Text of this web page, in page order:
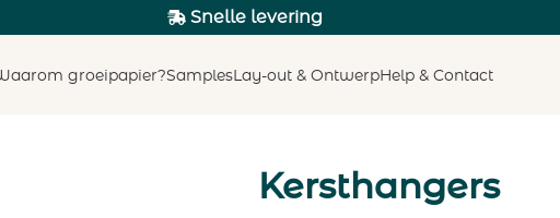
Snelle levering
groeipapier?Samples Lay-out & OntwerpHelp & Contact
Kersthangers